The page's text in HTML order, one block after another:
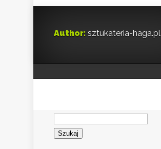
Author: sztukateria-haga.pl
Szukaj: